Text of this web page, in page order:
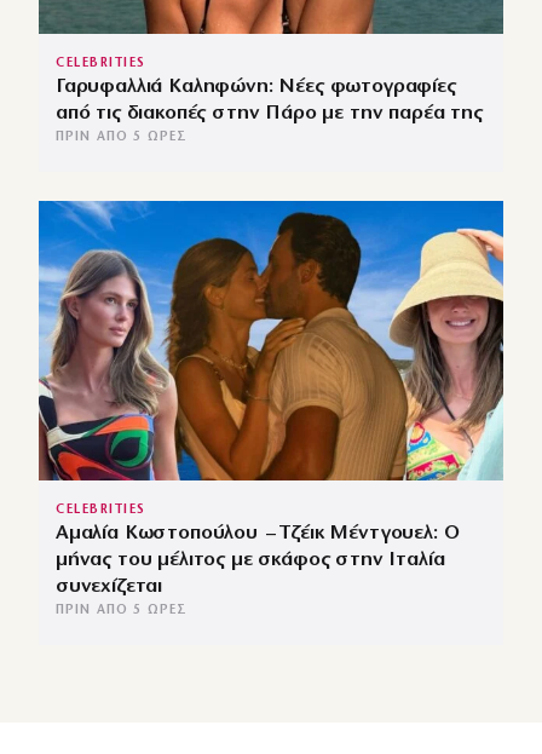
CELEBRITIES
Γαρυφαλλιά Καληφώνη: Νέες φωτογραφίες
από τις διακοπές στην Πάρο με την παρέα της
ΠΡΙΝ ΑΠΌ 5 ΏΡΕΣ
CELEBRITIES
Αμαλία Κωστοπούλου – Τζέικ Μέντγουελ: Ο
μήνας του μέλιτος με σκάφος στην Ιταλία
συνεχίζεται
ΠΡΙΝ ΑΠΌ 5 ΏΡΕΣ